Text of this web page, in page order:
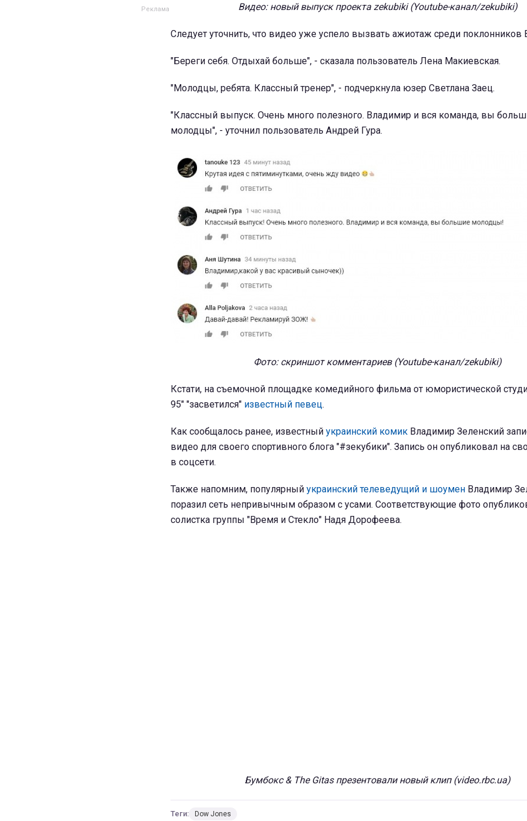
Видео: новый выпуск проекта zekubiki (Youtube-канал/zekubiki)
Следует уточнить, что видео уже успело вызвать ажиотаж среди поклонников
"Береги себя. Отдыхай больше", - сказала пользователь Лена Макиевская.
"Молодцы, ребята. Классный тренер", - подчеркнула юзер Светлана Заец.
"Классный выпуск. Очень много полезного. Владимир и вся команда, вы
молодцы", - уточнил пользователь Андрей Гура.
Фото: скриншот комментариев (Youtube-канал/zekubiki)
Кстати, на съемочной площадке комедийного фильма от юмористической
95" "засветился" известный певец.
Как сообщалось ранее, известный украинский комик Владимир Зеленский
видео для своего спортивного блога "#зекубики". Запись он опубликовал на
в соцсети.
Также напомним, популярный украинский телеведущий и шоумен Владимир
поразил сеть непривычным образом с усами. Соответствующие фото
солистка группы "Время и Стекло" Надя Дорофеева.
Бумбокс & The Gitas презентовали новый клип (video.rbc.ua)
Теги: Dow Jones